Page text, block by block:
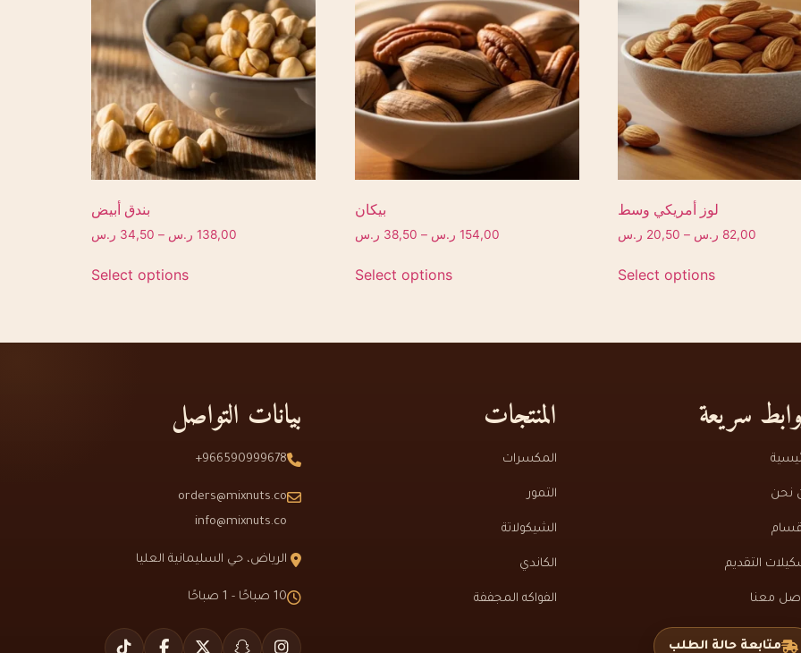
بندق أبيض
34,50 ر.س – 138,00 ر.س
Select options
بيكان
38,50 ر.س – 154,00 ر.س
Select options
لوز أمريكي وسط
20,50 ر.س – 82,00 ر.س
Select options
سريعة
نحن
التقديم
معنا
متابعة حالة الطلب
المنتجات
المكسرات
التمور
الشيكولاتة
الكاندي
الفواكه المجففة
بيانات التواصل
966590999678+
orders@mixnuts.co
info@mixnuts.co
الرياض، حي السليمانية العليا
10 صباحًا - 1 صباحًا